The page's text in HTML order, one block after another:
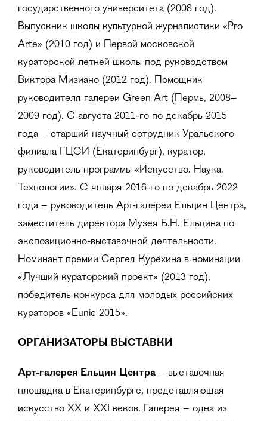
государственного университета (2008 год).
Выпускник школы культурной журналистики «Pro
Arte» (2010 год) и Первой московской
кураторской летней школы под руководством
Виктора Мизиано (2012 год). Помощник
руководителя галереи Green Art (Пермь, 2008–
2009 год). С августа 2011-го по декабрь 2015
года – старший научный сотрудник Уральского
филиала ГЦСИ (Екатеринбург), куратор,
руководитель программы «Искусство. Наука.
Технологии». С января 2016-го по декабрь 2022
года – руководитель Арт-галереи Ельцин Центра,
заместитель директора Музея Б.Н. Ельцина по
экспозиционно-выставочной деятельности.
Номинант премии Сергея Курёхина в номинации
«Лучший кураторский проект» (2013 год),
победитель конкурса для молодых российских
кураторов «Eunic 2015».
ОРГАНИЗАТОРЫ ВЫСТАВКИ
Арт-галерея Ельцин Центра – выставочная
площадка в Екатеринбурге, представляющая
искусство XX и XXI веков. Галерея – одна из